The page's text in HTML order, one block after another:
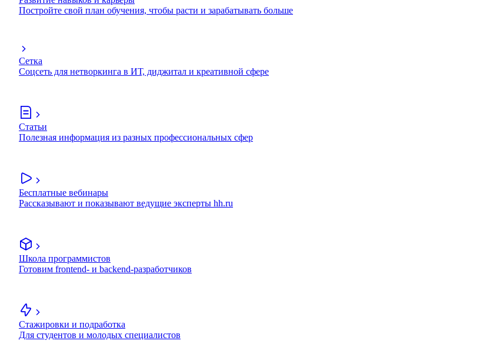
Постройте свой план обучения, чтобы расти и зарабатывать больше
Сетка
Соцсеть для нетворкинга в ИТ, диджитал и креативной сфере
Статьи
Полезная информация из разных профессиональных сфер
Бесплатные вебинары
Рассказывают и показывают ведущие эксперты hh.ru
Школа программистов
Готовим frontend- и backend-разработчиков
Стажировки и подработка
Для студентов и молодых специалистов